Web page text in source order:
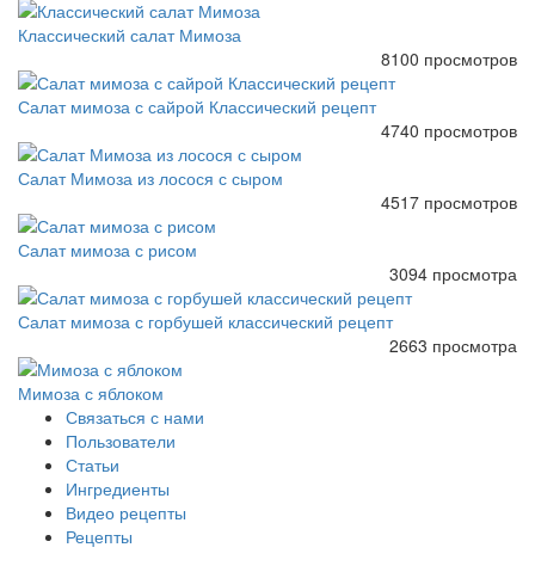
Классический салат Мимоза
8100 просмотров
Салат мимоза с сайрой Классический рецепт
4740 просмотров
Салат Мимоза из лосося с сыром
4517 просмотров
Салат мимоза с рисом
3094 просмотра
Салат мимоза с горбушей классический рецепт
2663 просмотра
Мимоза с яблоком
Связаться с нами
Пользователи
Статьи
Ингредиенты
Видео рецепты
Рецепты